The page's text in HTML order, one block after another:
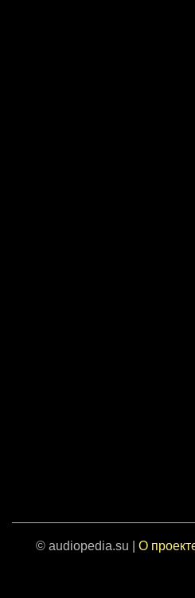
© audiopedia.su | О